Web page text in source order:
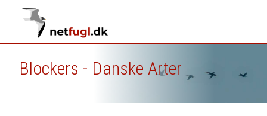
Blockers - Danske Arter